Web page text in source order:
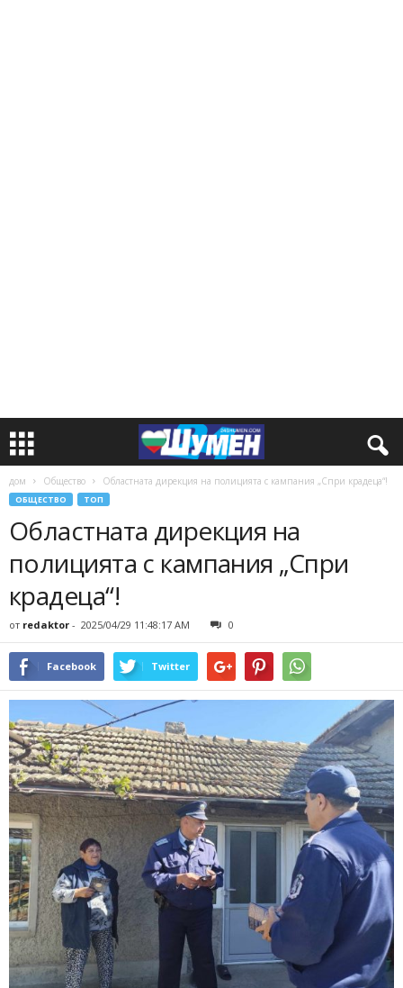
дом Общество Областната дирекция на полицията с кампания „Спри крадеца“!
ОБЩЕСТВО ТОП
Областната дирекция на
полицията с кампания „Спри
крадеца“!
от redaktor - 2025/04/29 11:48:17 AM 0
Facebook Twitter